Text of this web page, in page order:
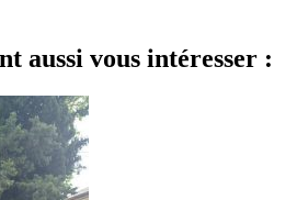
aussi vous intéresser :